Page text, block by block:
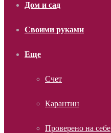
Дом и сад
Своими руками
Еще
Счет
Карантин
Проверено на себе